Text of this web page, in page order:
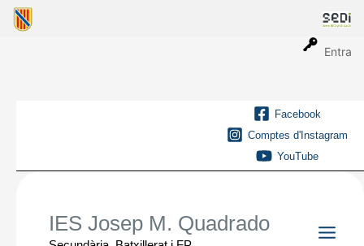
Entra
Vés
Facebook
Comptes d'Instagram
YouTube
IES Josep M. Quadrado